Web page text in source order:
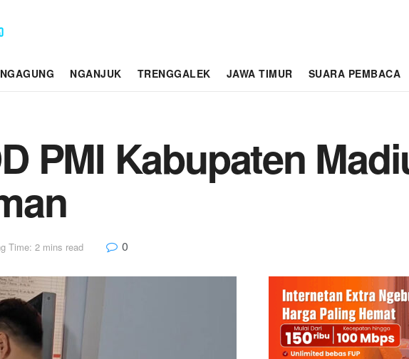
NGANJUK TRENGGALEK JAWA TIMUR SUARA PEMBACA
PMI Kabupaten
Time: 2 mins read 0